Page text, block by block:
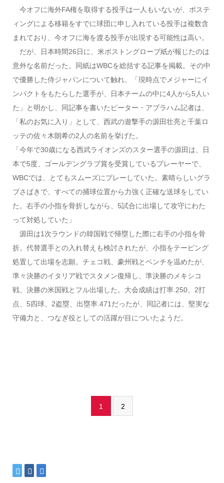
今オフに海外FA権を取得する投手は一人もいないが、ポステ
ィングによる移籍をすでに球団に申し入れている投手は複数含
まれており、今オフに海を渡る投手が出現する可能性は高い。
だが、日本時間26日に、米ボストングローブ紙が報じたのは
意外な名前だった。同紙はWBCを総括する記事を掲載。その中
で優勝した侍ジャパンについて触れ、「現時点でメジャーにイ
ンパクトをもたらした選手が、日本チームの中に4人から5人い
た」と明かし、同記事を書いたピーター・アブラハム記者は、
「私のお気に入り」として、西武の遊撃手の源田壮亮と千葉ロ
ッテの佐々木朗希の2人の名前を挙げた。
「今年で30歳になる西武ライオンズのスター選手の源田は、日
本で5度、ゴールデングラブ賞を受賞しているプレーヤーで、
WBCでは、とてもスムーズにプレーしていた。素晴らしいグラ
ブさばきで、すべての捕球位置から力強く正確な送球をしてい
た。右手の小指を骨折しながら、5試合に出場して攻守にわた
って対処していた」
源田は1次ラウンドの韓国戦で帰塁した際に右手の小指を骨
折。代替選手との入れ替えも検討されたが、小指をテーピング
処置して出場を志願。チェコ戦、豪州戦とベンチを温めたが、
準々決勝のイタリア戦でスタメン復帰し、準決勝のメキシコ
戦、決勝の米国戦とフル出場した。大会成績は打率.250、2打
点、5四球、2盗塁、出塁率.471だったが、同記者には、堅実な
守備力と、つなぎ役としての活躍が目についたようだ。
1 2